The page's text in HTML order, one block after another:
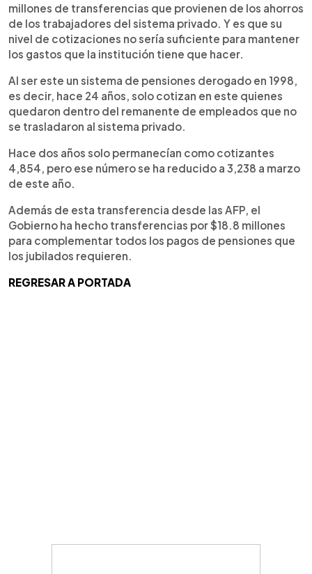
millones de transferencias que provienen de los ahorros
de los trabajadores del sistema privado. Y es que su
nivel de cotizaciones no sería suficiente para mantener
los gastos que la institución tiene que hacer.
Al ser este un sistema de pensiones derogado en 1998,
es decir, hace 24 años, solo cotizan en este quienes
quedaron dentro del remanente de empleados que no
se trasladaron al sistema privado.
Hace dos años solo permanecían como cotizantes
4,854, pero ese número se ha reducido a 3,238 a marzo
de este año.
Además de esta transferencia desde las AFP, el
Gobierno ha hecho transferencias por $18.8 millones
para complementar todos los pagos de pensiones que
los jubilados requieren.
REGRESAR A PORTADA